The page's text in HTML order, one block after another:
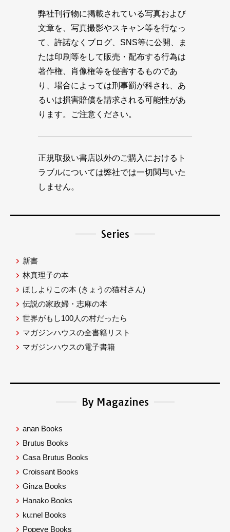
弊社刊行物に掲載されている写真および
文章を、写真撮影やスキャン等を行なっ
て、許諾なくブログ、SNS等に公開、ま
たは印刷等をして販売・配布する行為は
著作権、肖像権等を侵害するものであ
り、場合によっては刑事罰が科され、あ
るいは損害賠償を請求される可能性があ
ります。ご注意ください。
正規取扱い書店以外のご購入におけるト
ラブルについては弊社では一切関与いた
しません。
Series
新書
林真理子の本
ほしよりこの本 (きょうの猫村さん)
伝説の家政婦・志麻の本
世界がもし100人の村だったら
マガジンハウスの全書籍リスト
マガジンハウスの電子書籍
By Magazines
anan Books
Brutus Books
Casa Brutus Books
Croissant Books
Ginza Books
Hanako Books
ku:nel Books
Popeye Books